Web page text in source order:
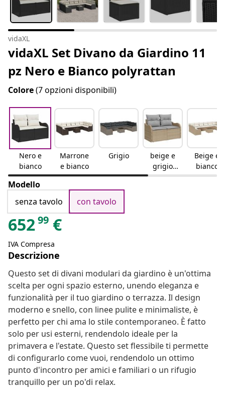
vidaXL
vidaXL Set Divano da Giardino 11
pz Nero e Bianco polyrattan
Colore(7 opzioni disponibili)
Nero e
bianco
Marrone
e bianco
Grigio
beige e
grigio
chiaro
Beige e
bianco
Modello
senza tavolo
con tavolo
65299 €
IVA Compresa
Descrizione
Questo set di divani modulari da giardino è un'ottima
scelta per ogni spazio esterno, unendo eleganza e
funzionalità per il tuo giardino o terrazza. Il design
moderno e snello, con linee pulite e minimaliste, è
perfetto per chi ama lo stile contemporaneo. È fatto
solo per usi esterni, rendendolo ideale per la
primavera e l'estate. Questo set flessibile ti permette
di configurarlo come vuoi, rendendolo un ottimo
punto d'incontro per amici e familiari o un rifugio
tranquillo per un po'di relax.